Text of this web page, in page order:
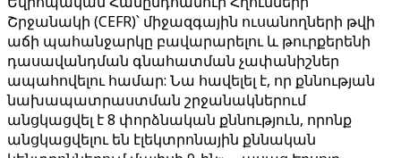
Շրջանակի (CEFR)՝ միջազգային ուսանողների թվի
աճի պահանջարկը բավարարելու և թուրքերենի
դասավանդման գնահատման չափանիշներ
ապահովելու համար: Նա հավելել է, որ քննության
նախապատրաստման շրջանակներում
անցկացվել է 8 փորձնական քննություն, որոնք
անցկացվելու են էլեկտրոնային քննական